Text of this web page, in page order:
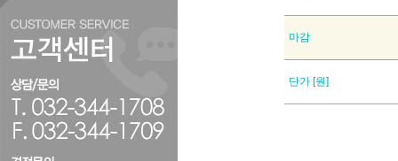
마감
단가 [원]